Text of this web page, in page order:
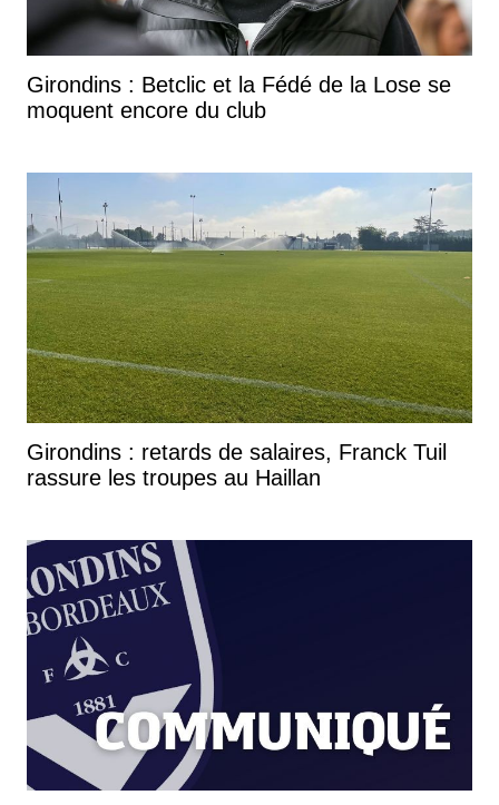
Girondins : Betclic et la Fédé de la Lose se
moquent encore du club
Girondins : retards de salaires, Franck Tuil
rassure les troupes au Haillan